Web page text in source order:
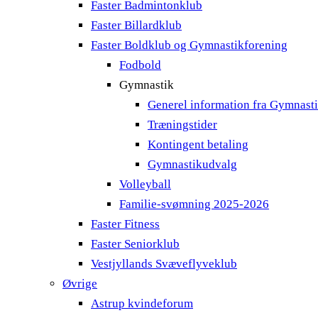
Faster Badmintonklub
Faster Billardklub
Faster Boldklub og Gymnastikforening
Fodbold
Gymnastik
Generel information fra
Træningstider
Kontingent betaling
Gymnastikudvalg
Volleyball
Familie-svømning 2025-2026
Faster Fitness
Faster Seniorklub
Vestjyllands Svæveflyveklub
Øvrige
Astrup kvindeforum